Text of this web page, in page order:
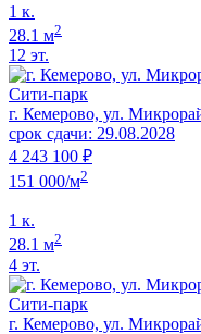
1 к.
28.1 м2
12 эт.
Сити-парк
г. Кемерово, ул.
срок сдачи: 29.08.2028
4 243 100 ₽
151 000/м2
1 к.
28.1 м2
4 эт.
Сити-парк
г. Кемерово, ул.